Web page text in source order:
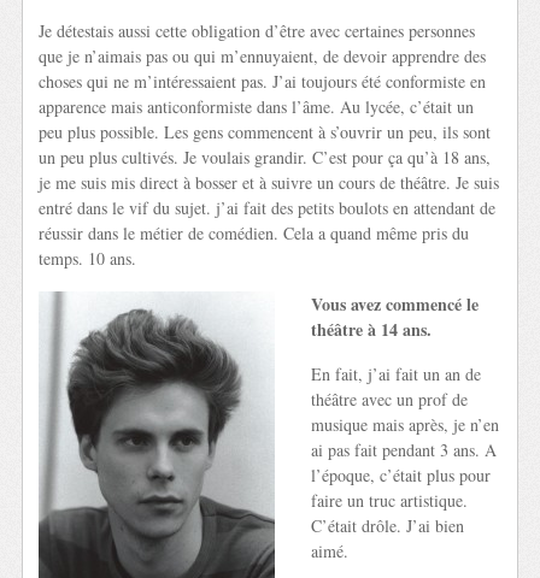
Je détestais aussi cette obligation d’être avec certaines personnes
que je n’aimais pas ou qui m’ennuyaient, de devoir apprendre des
choses qui ne m’intéressaient pas. J’ai toujours été conformiste en
apparence mais anticonformiste dans l’âme. Au lycée, c’était un
peu plus possible. Les gens commencent à s’ouvrir un peu, ils sont
un peu plus cultivés. Je voulais grandir. C’est pour ça qu’à 18 ans,
je me suis mis direct à bosser et à suivre un cours de théâtre. Je suis
entré dans le vif du sujet. j’ai fait des petits boulots en attendant de
réussir dans le métier de comédien. Cela a quand même pris du
temps. 10 ans.
Vous avez commencé le
théâtre à 14 ans.
En fait, j’ai fait un an de
théâtre avec un prof de
musique mais après, je n’en
ai pas fait pendant 3 ans. A
l’époque, c’était plus pour
faire un truc artistique.
C’était drôle. J’ai bien
aimé.